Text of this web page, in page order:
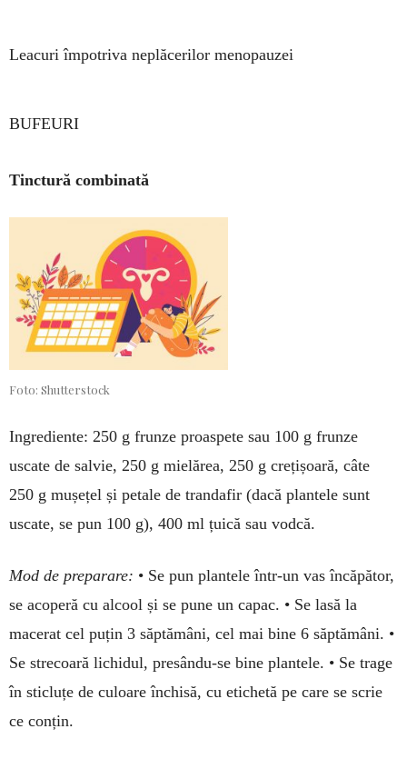
Leacuri împotriva neplăcerilor menopauzei
BUFEURI
Tinctură combinată
Foto: Shutterstock
Ingrediente: 250 g frunze proaspete sau 100 g frunze
uscate de salvie, 250 g mie­lă­rea, 250 g crețișoară, câte
250 g mușețel și petale de tran­dafir (dacă plantele sunt
uscate, se pun 100 g), 400 ml țuică sau vodcă.
Mod de preparare: • Se pun plantele într-un vas încăpător,
se acoperă cu alcool și se pune un capac. • Se lasă la
macerat cel puțin 3 săptămâni, cel mai bine 6 săp­tămâni. •
Se strecoară lichidul, pre­sându-se bine plantele. • Se trage
în sticluțe de culoare în­chisă, cu etichetă pe care se scrie
ce conțin.